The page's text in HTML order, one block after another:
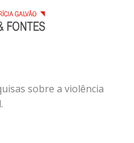
sobre a violência